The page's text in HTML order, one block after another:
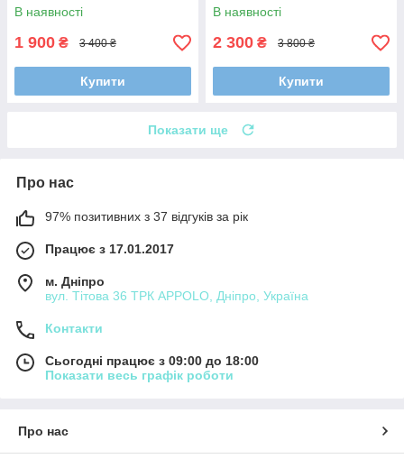
В наявності
1 900 ₴ 3 400 ₴
Купити
В наявності
2 300 ₴ 3 800 ₴
Купити
Показати ще
Про нас
97% позитивних з 37 відгуків за рік
Працює з 17.01.2017
м. Дніпро
вул. Тітова 36 ТРК APPOLO, Дніпро, Україна
Контакти
Сьогодні працює з 09:00 до 18:00
Показати весь графік роботи
Про нас